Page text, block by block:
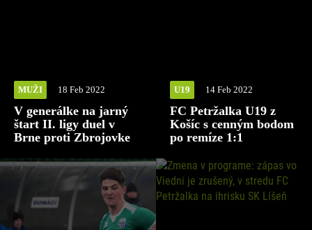
MUŽI 18 Feb 2022
V generálke na jarný
štart II. ligy duel v
Brne proti Zbrojovke
U19 14 Feb 2022
FC Petržalka U19 z
Košíc s cenným bodom
po remíze 1:1